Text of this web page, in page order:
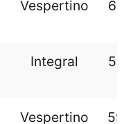
Vespertino
Integral
Vespertino